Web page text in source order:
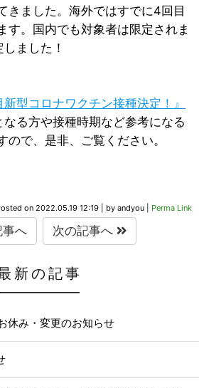
きました。海外ではすでに4回目
す。国内でも対象者は限定されま
ました！
型コロナワクチン接種決定！』
る方や接種時期など参考になる
ので、是非、ご覧ください。
on 2022.05.19 12:19 by andyou Perma Link
事へ 次の記事へ
新の記事
み・変更のお知らせ